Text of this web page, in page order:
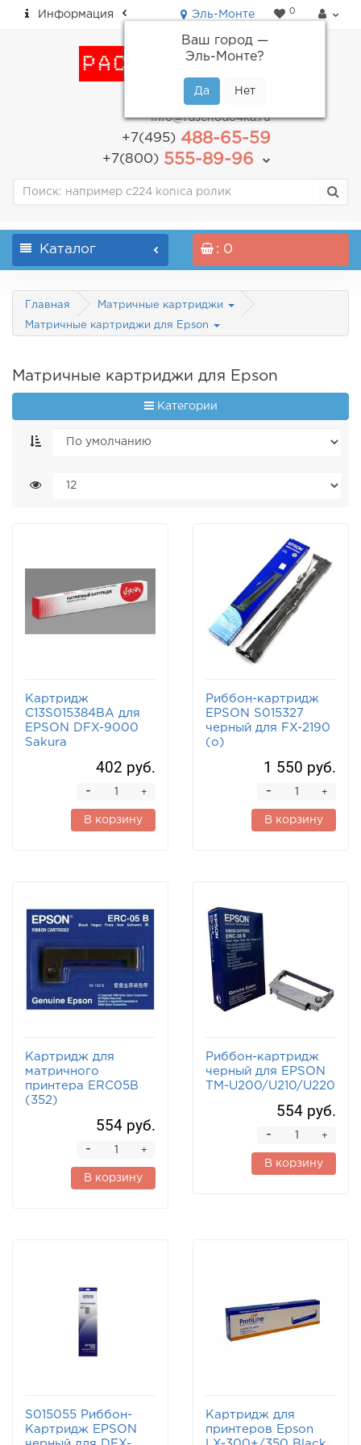
Информация Эль-Монте
Ваш город —
Эль-Монте?
0
пн-пт: с 9.00 до 18.00
info@raschodo4ka.ru
+7(495)488-65-59
+7(800)555-89-96
Каталог : 0
Главная Матричные картриджи
Матричные картриджи для Epson
Матричные картриджи для Epson
Категории
Картридж
C13S015384BA для
EPSON DFX-9000
Sakura
402 руб.
+
-
В корзину
Риббон-картридж
EPSON S015327
черный для FX-2190
(o)
1 550 руб.
+
-
В корзину
Картридж для
матричного
принтера ERC05B
(352)
554 руб.
+
-
В корзину
Риббон-картридж
черный для EPSON
TM-U200/U210/U220
554 руб.
+
-
В корзину
S015055 Риббон-
Картридж EPSON
Картридж для
принтеров Epson